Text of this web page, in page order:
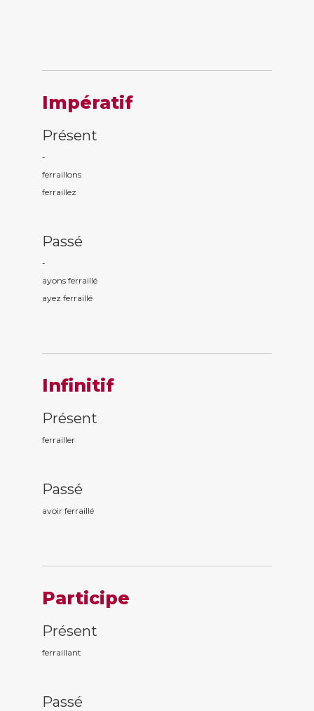
Impératif
Présent
-
ferraillons
ferraillez
Passé
-
ayons ferraillé
ayez ferraillé
Infinitif
Présent
ferrailler
Passé
avoir ferraillé
Participe
Présent
ferraillant
Passé